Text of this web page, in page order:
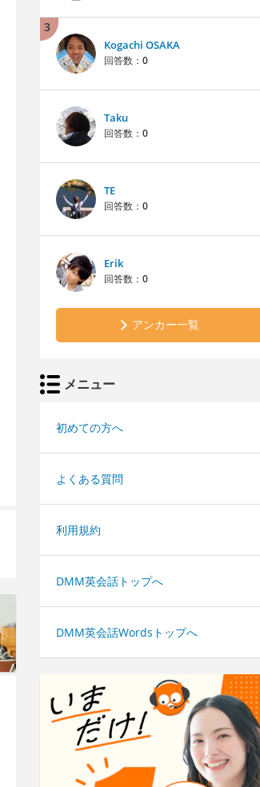
3
Kogachi OSAKA
回答数： 0
Taku
回答数： 0
TE
回答数： 0
Erik
回答数： 0
アンカー一覧
メニュー
初めての方へ
よくある質問
利用規約
DMM英会話トップへ
DMM英会話Wordsトップへ